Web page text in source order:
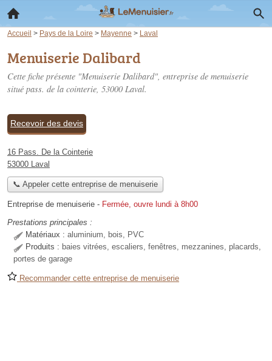
Accueil > Pays de la Loire > Mayenne > Laval
Menuiserie Dalibard
Cette fiche présente "Menuiserie Dalibard", entreprise de menuiserie
situé pass. de la cointerie, 53000 Laval.
Recevoir des devis
16 Pass. De la Cointerie
53000 Laval
📞 Appeler cette entreprise de menuiserie
Entreprise de menuiserie - Fermée, ouvre lundi à 8h00
Prestations principales :
Matériaux : aluminium, bois, PVC
Produits : baies vitrées, escaliers, fenêtres, mezzanines, placards,
portes de garage
Recommander cette entreprise de menuiserie